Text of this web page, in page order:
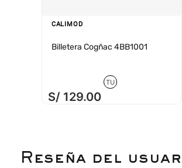
CALIMOD
Billetera Cogñac 4BB1001
TU
S/ 129.00